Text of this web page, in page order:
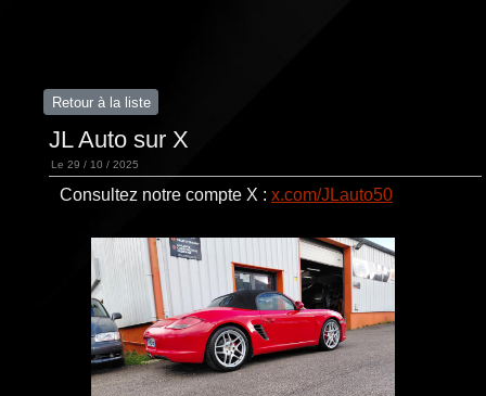
Retour à la liste
JL Auto sur X
Le 29 / 10 / 2025
Consultez notre compte X : x.com/JLauto50